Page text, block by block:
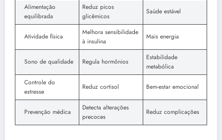
Alimentação
equilibrada
Reduz picos
glicêmicos
Saúde estável
Atividade física
Melhora sensibilidade
à insulina
Mais energia
Sono de qualidade Regula hormônios
Estabilidade
metabólica
Controle do
estresse
Reduz cortisol Bem-estar emocional
Prevenção médica
Detecta alterações
precoces
Reduz complicações